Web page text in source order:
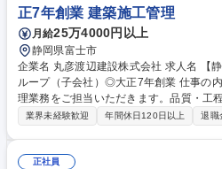
正7年創業 建築施工管理
月給25万4000円以上
静岡県富士市
企業名 丸彦渡辺建設株式会社 求人名 【静岡/建築施工管理職】清水建設グ
ループ（子会社）◎大正7年創業 仕事の内容 ■建築作業所における施工管
理業務をご担当いただきます。品質・工
理など、施工計画書作成の段階から竣工
Dグループのプラント施工の案件も安定
業界未経験歓迎 年間休日120日以上 退職
正社員